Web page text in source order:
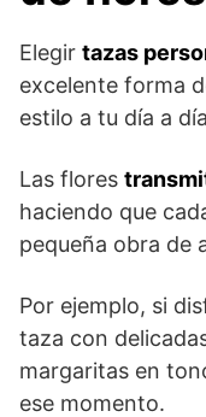
Elegir tazas
excelente forma
estilo a tu día a
Las flores
haciendo que
pequeña obra de
Por ejemplo, si
taza con
margaritas en
ese momento.